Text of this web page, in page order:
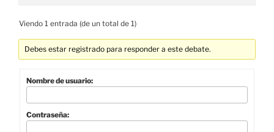
Viendo 1 entrada (de un total de 1)
Debes estar registrado para responder a este debate.
Nombre de usuario:
Contraseña: